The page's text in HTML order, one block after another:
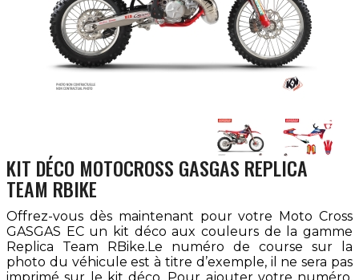
KIT DÉCO MOTOCROSS GASGAS REPLICA
TEAM RBIKE
Offrez-vous dès maintenant pour votre Moto Cross
GASGAS EC un kit déco aux couleurs de la gamme
Replica Team RBike.Le numéro de course sur la
photo du véhicule est à titre d’exemple, il ne sera pas